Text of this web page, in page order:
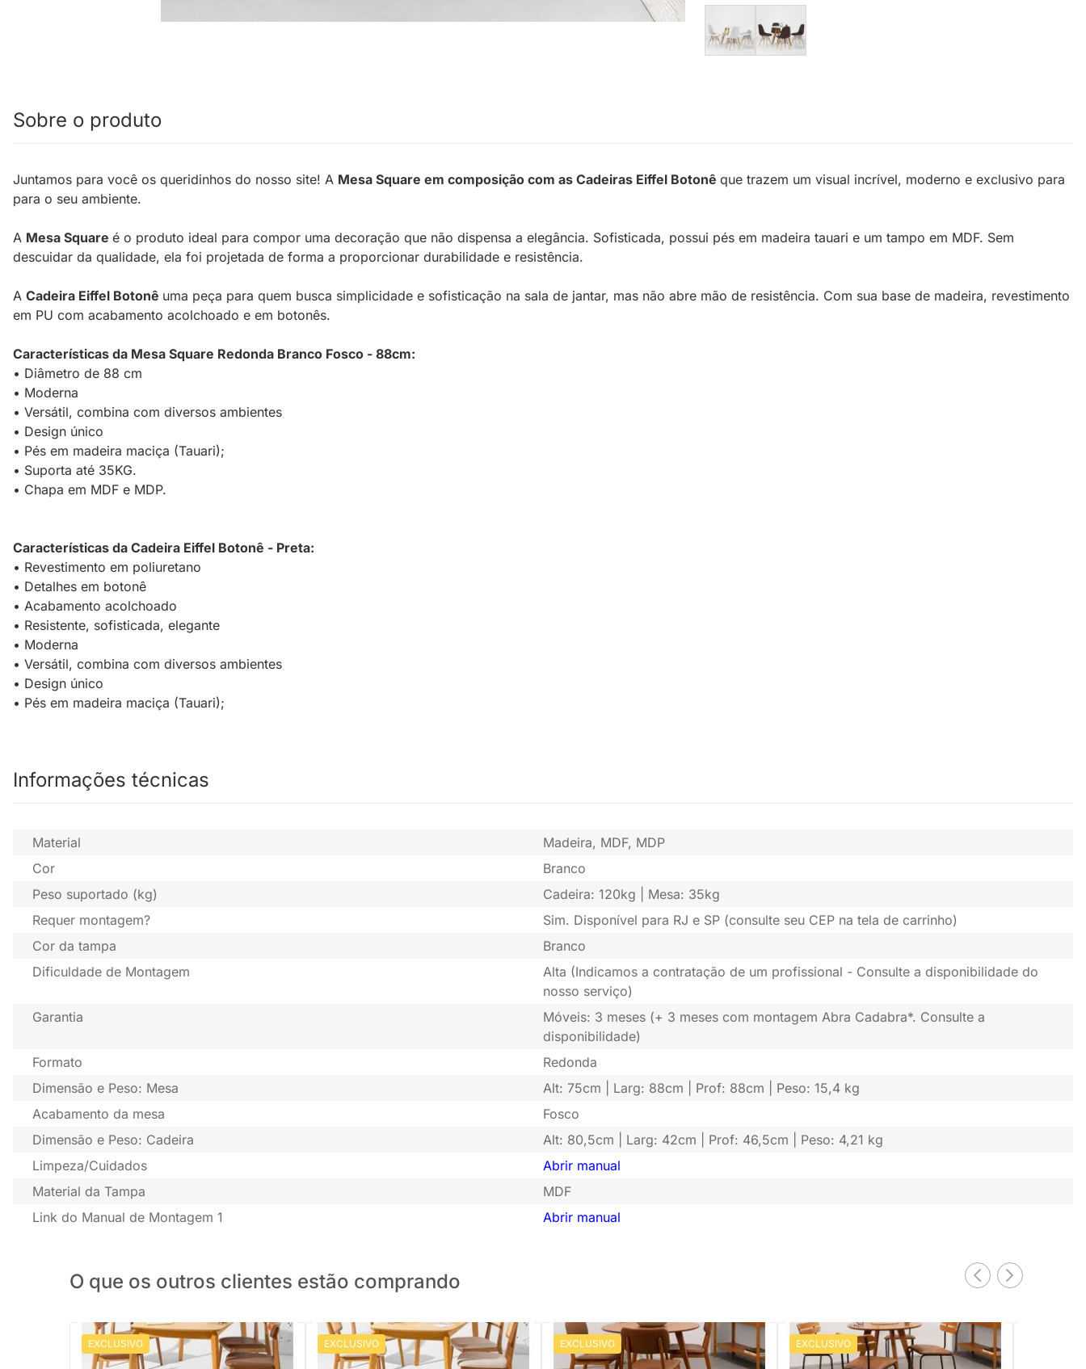
Sobre o produto
Juntamos para você os queridinhos do nosso site! A Mesa Square em composição com as Cadeiras Eiffel Botonê que trazem um visual incrível, moderno e exclusivo para
para o seu ambiente.
A Mesa Square é o produto ideal para compor uma decoração que não dispensa a elegância. Sofisticada, possui pés em madeira tauari e um tampo em MDF. Sem
descuidar da qualidade, ela foi projetada de forma a proporcionar durabilidade e resistência.
A Cadeira Eiffel Botonê uma peça para quem busca simplicidade e sofisticação na sala de jantar, mas não abre mão de resistência. Com sua base de madeira, revestimento
em PU com acabamento acolchoado e em botonês.
Características da Mesa Square Redonda Branco Fosco - 88cm:
• Diâmetro de 88 cm
• Moderna
• Versátil, combina com diversos ambientes
• Design único
• Pés em madeira maciça (Tauari);
• Suporta até 35KG.
• Chapa em MDF e MDP.
Características da Cadeira Eiffel Botonê - Preta:
• Revestimento em poliuretano
• Detalhes em botonê
• Acabamento acolchoado
• Resistente, sofisticada, elegante
• Moderna
• Versátil, combina com diversos ambientes
• Design único
• Pés em madeira maciça (Tauari);
Informações técnicas
Material
Madeira, MDF, MDP
Cor
Branco
Peso suportado (kg)
Cadeira: 120kg | Mesa: 35kg
Requer montagem?
Sim. Disponível para RJ e SP (consulte seu CEP na tela de carrinho)
Cor da tampa
Branco
Dificuldade de Montagem
Alta (Indicamos a contratação de um profissional - Consulte a disponibilidade do
nosso serviço)
Garantia
Móveis: 3 meses (+ 3 meses com montagem Abra Cadabra*. Consulte a
disponibilidade)
Formato
Redonda
Dimensão e Peso: Mesa
Alt: 75cm | Larg: 88cm | Prof: 88cm | Peso: 15,4 kg
Acabamento da mesa
Fosco
Dimensão e Peso: Cadeira
Alt: 80,5cm | Larg: 42cm | Prof: 46,5cm | Peso: 4,21 kg
Limpeza/Cuidados
Abrir manual
Material da Tampa
MDF
Link do Manual de Montagem 1
Abrir manual
O que os outros clientes estão comprando
EXCLUSIVO
Conjunto Mesa de Jantar Lalá Retangular
EXCLUSIVO
Conjunto Mesa de Jantar Lalá Retangular
EXCLUSIVO
Conjunto Mesa de Jantar Square
EXCLUSIVO
Conjunto Mesa de Jantar Square